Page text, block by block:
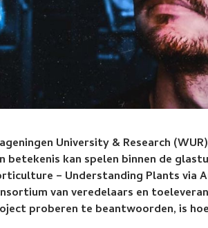
University & Research
betekenis kan spelen binnen de
– Understanding Plants via
van veredelaars en
proberen te beantwoorden, is